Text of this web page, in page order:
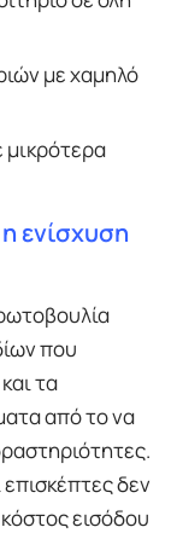
με χαμηλό
μικρότερα
ενίσχυση
που
τα
από το να
δεν
εισόδου